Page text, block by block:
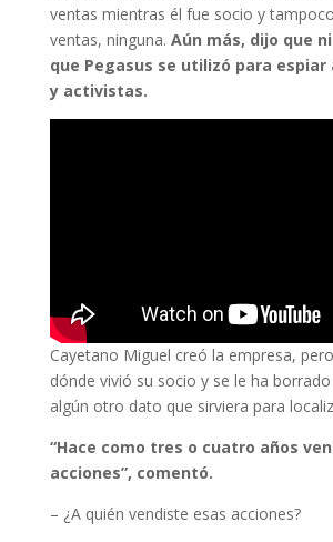
ventas mientras él fue socio y
ventas, ninguna. Aún más, dijo que
que Pegasus se utilizó para
y activistas.
Cayetano Miguel creó la empresa,
dónde vivió su socio y se le ha
algún otro dato que sirviera para
“Hace como tres o cuatro años
acciones”, comentó.
– ¿A quién vendiste esas acciones?